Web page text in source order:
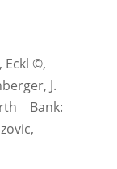
Eckl ©,
J.
Bank: